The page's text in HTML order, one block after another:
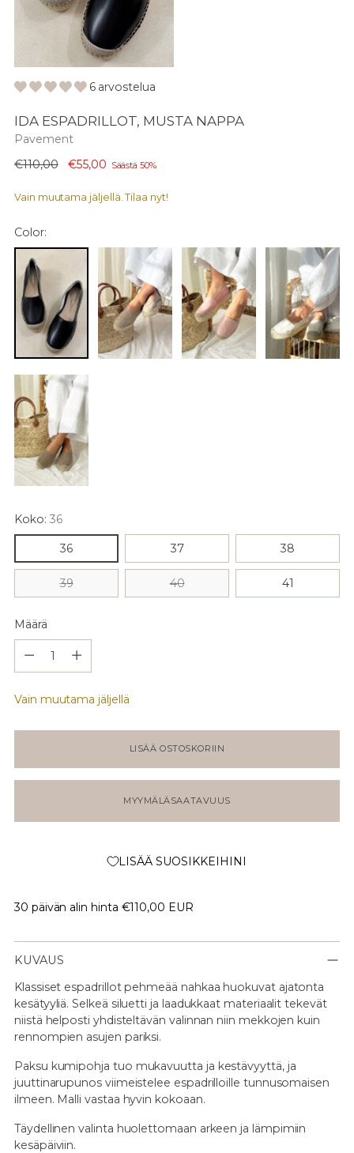
6 arvostelua
IDA ESPADRILLOT, MUSTA NAPPA
Pavement
Normaali
€110,00 €55,00 Säästä 50%
Vain muutama jäljellä. Tilaa nyt!
Color:
Koko: 36
36 37 38
39 40 41
Määrä
Vain muutama jäljellä
LISÄÄ OSTOSKORIIN
MYYMÄLÄSAATAVUUS
LISÄÄ SUOSIKKEIHINI
30 päivän alin hinta €110,00 EUR
KUVAUS
Klassiset espadrillot pehmeää nahkaa huokuvat ajatonta
kesätyyliä. Selkeä siluetti ja laadukkaat materiaalit tekevät
niistä helposti yhdisteltävän valinnan niin mekkojen kuin
rennompien asujen pariksi.
Paksu kumipohja tuo mukavuutta ja kestävyyttä, ja
juuttinarupunos viimeistelee espadrilloille tunnusomaisen
ilmeen. Malli vastaa hyvin kokoaan.
Täydellinen valinta huolettomaan arkeen ja lämpimiin
kesäpäiviin.